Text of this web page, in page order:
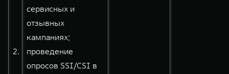
2.
сервисных и
отзывных
кампаниях;
проведение
опросов SSI/CSI в